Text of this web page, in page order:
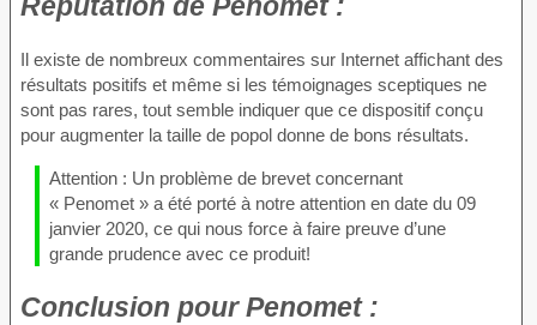
Il existe de nombreux commentaires sur Internet affichant des
résultats positifs et même si les témoignages sceptiques ne
sont pas rares, tout semble indiquer que ce dispositif conçu
pour augmenter la taille de popol donne de bons résultats.
Attention : Un problème de brevet concernant
« Penomet » a été porté à notre attention en date du 09
janvier 2020, ce qui nous force à faire preuve d’une
grande prudence avec ce produit!
Conclusion pour Penomet :